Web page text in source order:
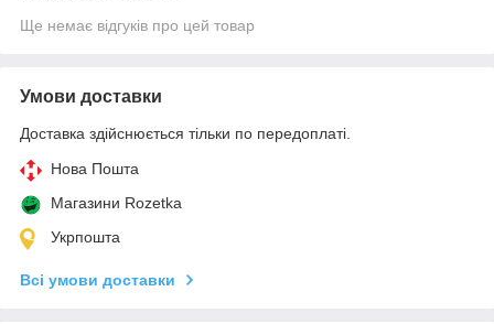
Ще немає відгуків про цей товар
Умови доставки
Доставка здійснюється тільки по передоплаті.
Нова Пошта
Магазини Rozetka
Укрпошта
Всі умови доставки